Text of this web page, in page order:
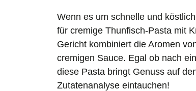
Wenn es um schnelle und
für cremige Thunfisch-Pasta mit
Gericht kombiniert die Aromen
cremigen Sauce. Egal ob nach
diese Pasta bringt Genuss auf
Zutatenanalyse eintauchen!